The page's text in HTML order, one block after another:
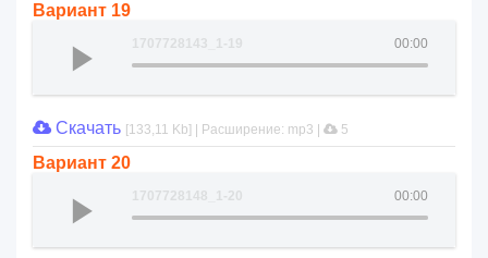
Вариант 19
00:00
1707728143_1-19
Скачать [133,11 Kb] | Расширение: mp3 | 5
Вариант 20
00:00
1707728148_1-20